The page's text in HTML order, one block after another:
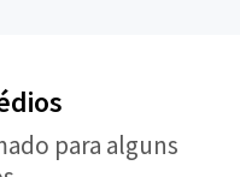
para alguns